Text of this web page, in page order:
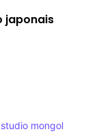
japonais